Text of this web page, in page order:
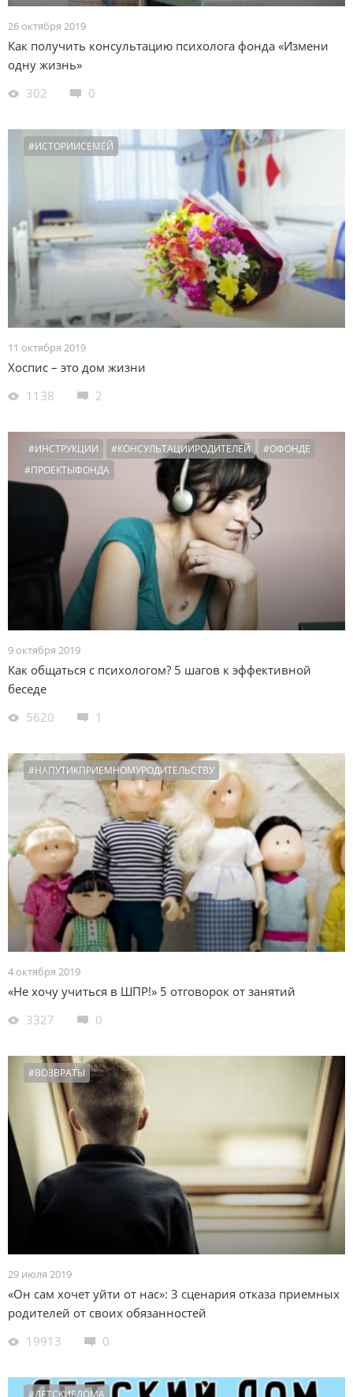
26 октября 2019
Как получить консультацию психолога фонда «Измени
одну жизнь»
302
0
#ИСТОРИИСЕМЕЙ
11 октября 2019
Хоспис – это дом жизни
1138
2
#ИНСТРУКЦИИ #КОНСУЛЬТАЦИИРОДИТЕЛЕЙ
#ОФОНДЕ
#ПРОЕКТЫФОНДА
9 октября 2019
Как общаться с психологом? 5 шагов к эффективной
беседе
5620
1
#НАПУТИКПРИЕМНОМУРОДИТЕЛЬСТВУ
4 октября 2019
«Не хочу учиться в ШПР!» 5 отговорок от занятий
3327
0
#ВОЗВРАТЫ
29 июля 2019
«Он сам хочет уйти от нас»: 3 сценария отказа приемных
родителей от своих обязанностей
19913
0
#ДЕТСКИЕДОМА